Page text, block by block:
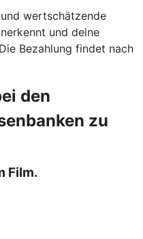
wertschätzende
und deine
Bezahlung findet nach
den
zu
Film.